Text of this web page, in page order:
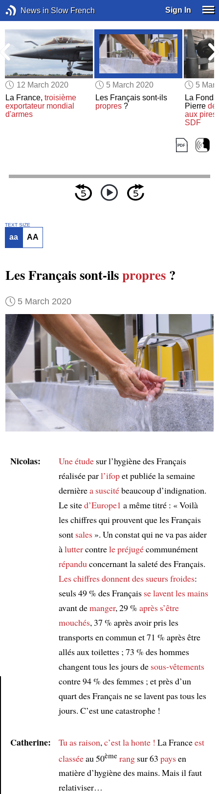
News in Slow French Sign In
12 March 2020
La France,troisième
exportateur mondial
d'armes
5 March 2020
Les Français sont-ils
propres?
5
La
Pierre
aux pires
SDF
TEXT SIZE
aa AA
Les Français sont-ilspropres?
5 March 2020
Nicolas: Une étudesur l’hygiène des Français
réalisée parl’ifopet publiée la semaine
dernièrea suscitébeaucoup d’indignation.
Le sited’Europe1 a même titré : « Voilà
les chiffres qui prouvent que les Français
sont sales». Un constat qui ne va pas aider
àluttercontrele préjugécommunément
répandu concernant la saleté des Français.
Les chiffresdonnent des sueurs froides:
seuls 49 % des Français se lavent les mains
avant demanger, 29 % après s’être
mouchés, 37 % après avoir pris les
transports en commun et 71 % après être
allés aux toilettes ; 73 % des hommes
changent tous les jours de sous-vêtements
contre 94 % des femmes ; et près d’un
quart des Français ne se lavent pas tous les
jours. C’est une catastrophe !
Catherine: Tu as raison, c’est la honte ! La Franceest
classéeau 50ème rangsur 63 paysen
matière d’hygiène des mains. Mais il faut
relativiser…